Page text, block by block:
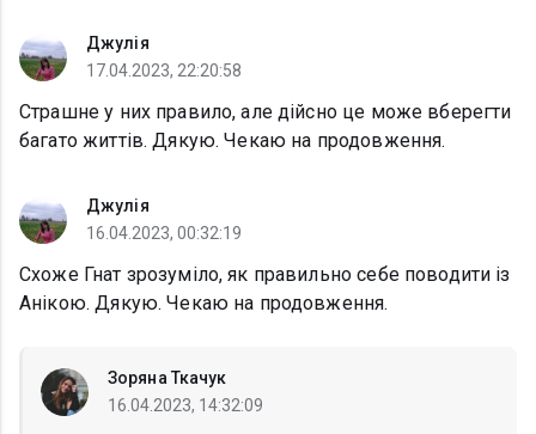
Джулія
17.04.2023, 22:20:58
Страшне у них правило, але дійсно це може вберегти
багато життів. Дякую. Чекаю на продовження.
Джулія
16.04.2023, 00:32:19
Схоже Гнат зрозуміло, як правильно себе поводити із
Анікою. Дякую. Чекаю на продовження.
Зоряна Ткачук
16.04.2023, 14:32:09